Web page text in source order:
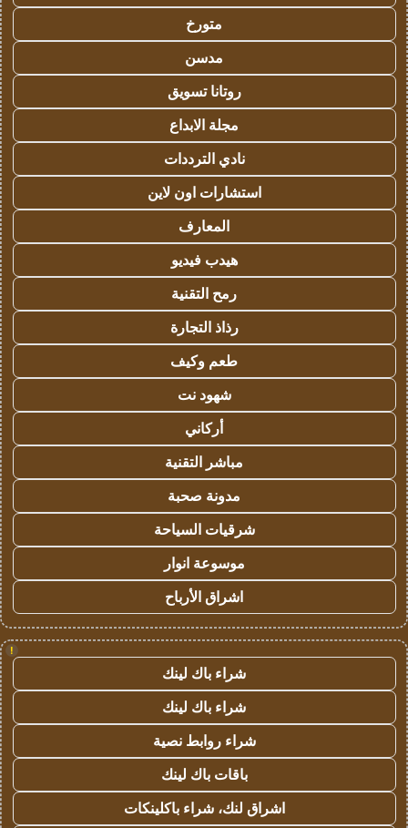
متورخ
مدسن
روتانا تسويق
مجلة الابداع
نادي الترددات
استشارات اون لاين
المعارف
هيدب فيديو
رمح التقنية
رذاذ التجارة
طعم وكيف
شهود نت
أركاني
مباشر التقنية
مدونة صحبة
شرقيات السياحة
موسوعة انوار
اشراق الأرباح
!
شراء باك لينك
شراء باك لينك
شراء روابط نصية
باقات باك لينك
اشراق لنك، شراء باكلينكات